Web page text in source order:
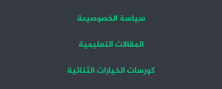
سياسة الخصوصيىة
المقالات التعليمية
كورسات الخيارات الثنائية